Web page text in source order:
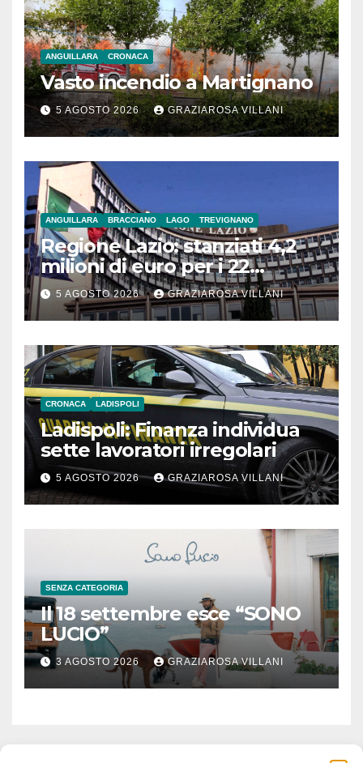
ANGUILLARA CRONACA
Vasto incendio a Martignano
5 AGOSTO 2026 GRAZIAROSA VILLANI
ANGUILLARA BRACCIANO LAGO TREVIGNANO
Regione Lazio: stanziati 4,2
milioni di euro per i 22
Comuni dell’Etruria
Meridionale
5 AGOSTO 2026 GRAZIAROSA VILLANI
CRONACA LADISPOLI
Ladispoli: Finanza individua
sette lavoratori irregolari
5 AGOSTO 2026 GRAZIAROSA VILLANI
SENZA CATEGORIA
Il 18 settembre esce “SONO
LUCIO”
3 AGOSTO 2026 GRAZIAROSA VILLANI